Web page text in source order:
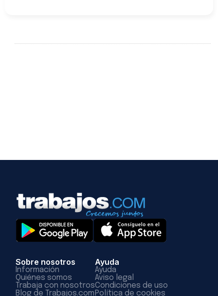
Sobre nosotros
Información
Quiénes somos
Trabaja con nosotros
Blog de Trabajos.com
Ayuda
Ayuda
Aviso legal
Condiciones de uso
Política de cookies